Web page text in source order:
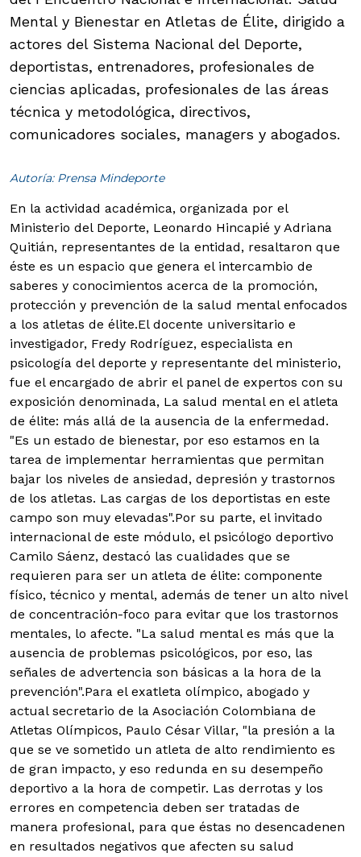
Mental y Bienestar en Atletas de Élite, dirigido a
actores del Sistema Nacional del Deporte,
deportistas, entrenadores, profesionales de
ciencias aplicadas, profesionales de las áreas
técnica y metodológica, directivos,
comunicadores sociales, managers y abogados.
Autoría: Prensa Mindeporte
En la actividad académica, organizada por el
Ministerio del Deporte, Leonardo Hincapié y Adriana
Quitián, representantes de la entidad, resaltaron que
éste es un espacio que genera el intercambio de
saberes y conocimientos acerca de la promoción,
protección y prevención de la salud mental enfocados
a los atletas de élite.El docente universitario e
investigador, Fredy Rodríguez, especialista en
psicología del deporte y representante del ministerio,
fue el encargado de abrir el panel de expertos con su
exposición denominada, La salud mental en el atleta
de élite: más allá de la ausencia de la enfermedad.
"Es un estado de bienestar, por eso estamos en la
tarea de implementar herramientas que permitan
bajar los niveles de ansiedad, depresión y trastornos
de los atletas. Las cargas de los deportistas en este
campo son muy elevadas".Por su parte, el invitado
internacional de este módulo, el psicólogo deportivo
Camilo Sáenz, destacó las cualidades que se
requieren para ser un atleta de élite: componente
físico, técnico y mental, además de tener un alto nivel
de concentración-foco para evitar que los trastornos
mentales, lo afecte. "La salud mental es más que la
ausencia de problemas psicológicos, por eso, las
señales de advertencia son básicas a la hora de la
prevención".Para el exatleta olímpico, abogado y
actual secretario de la Asociación Colombiana de
Atletas Olímpicos, Paulo César Villar, "la presión a la
que se ve sometido un atleta de alto rendimiento es
de gran impacto, y eso redunda en su desempeño
deportivo a la hora de competir. Las derrotas y los
errores en competencia deben ser tratadas de
manera profesional, para que éstas no desencadenen
en resultados negativos que afecten su salud